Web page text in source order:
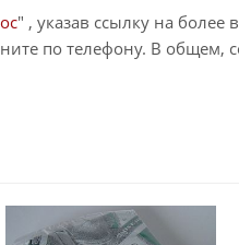
" , указав ссылку на
по телефону. В